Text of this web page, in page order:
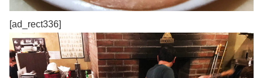
[ad_rect336]